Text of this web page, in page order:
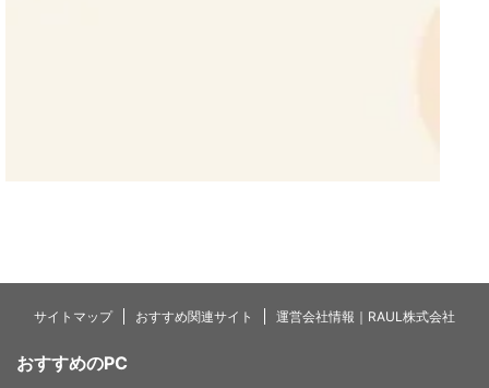
サイトマップ おすすめ関連サイト 運営会社情報｜RAUL株式会社
おすすめのPC